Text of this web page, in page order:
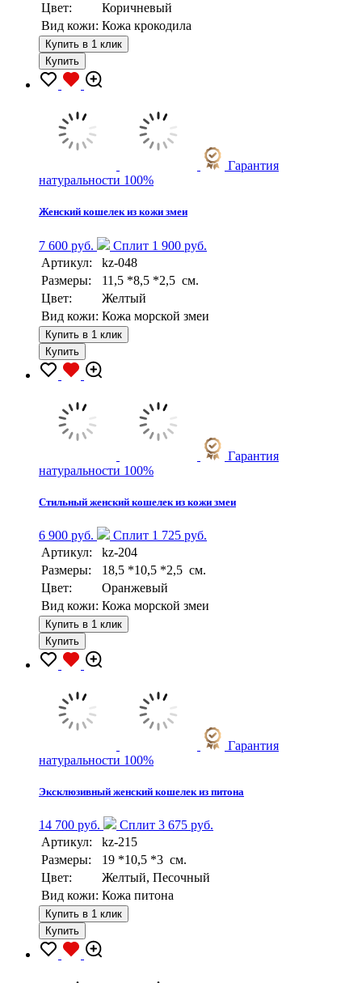
Цвет:
Коричневый
Вид кожи: Кожа крокодила
Купить в 1 клик
Купить
Гарантия
натуральности 100%
Женский кошелек из кожи змеи
7 600 руб.
Сплит 1 900 руб.
Артикул:
kz-048
Размеры:
11,5 *8,5 *2,5 см.
Цвет:
Желтый
Вид кожи: Кожа морской змеи
Купить в 1 клик
Купить
Гарантия
натуральности 100%
Стильный женский кошелек из кожи змеи
6 900 руб.
Сплит 1 725 руб.
Артикул:
kz-204
Размеры:
18,5 *10,5 *2,5 см.
Цвет:
Оранжевый
Вид кожи: Кожа морской змеи
Купить в 1 клик
Купить
Гарантия
натуральности 100%
Эксклюзивный женский кошелек из питона
14 700 руб.
Сплит 3 675 руб.
Артикул:
kz-215
Размеры:
19 *10,5 *3 см.
Цвет:
Желтый, Песочный
Вид кожи: Кожа питона
Купить в 1 клик
Купить